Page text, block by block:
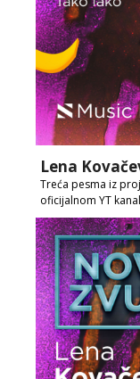
Lena
Treća pesma iz
oficijalnom YT